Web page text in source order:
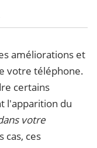
améliorations et
votre téléphone.
certains
l'apparition du
votre
cas, ces